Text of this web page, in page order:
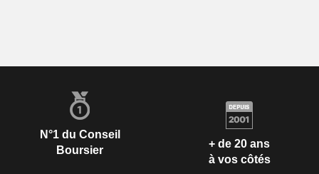
N°1 du Conseil
Boursier
+ de 20 ans
à vos côtés